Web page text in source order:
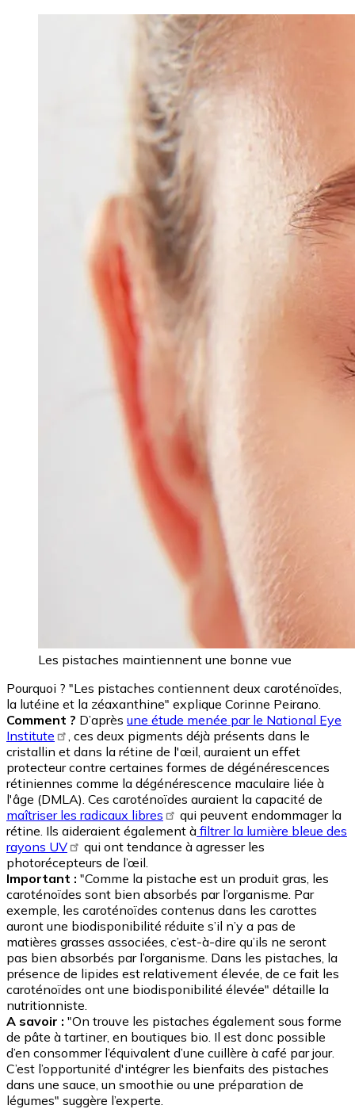
Les pistaches maintiennent une bonne vue
Pourquoi ? "Les pistaches contiennent deux caroténoïdes,
la lutéine et la zéaxanthine" explique Corinne Peirano.
Comment ? D’après une étude menée par le National Eye
Institute
, ces deux pigments déjà présents dans le
cristallin et dans la rétine de l'œil, auraient un effet
protecteur contre certaines formes de dégénérescences
rétiniennes comme la dégénérescence maculaire liée à
l'âge (DMLA). Ces caroténoïdes auraient la capacité de
maîtriser les radicaux libres
qui peuvent endommager la
rétine. Ils aideraient également à filtrer la lumière bleue des
rayons UV
qui ont tendance à agresser les
photorécepteurs de l’œil.
Important : "Comme la pistache est un produit gras, les
caroténoïdes sont bien absorbés par l’organisme. Par
exemple, les caroténoïdes contenus dans les carottes
auront une biodisponibilité réduite s’il n’y a pas de
matières grasses associées, c’est-à-dire qu’ils ne seront
pas bien absorbés par l’organisme. Dans les pistaches, la
présence de lipides est relativement élevée, de ce fait les
caroténoïdes ont une biodisponibilité élevée" détaille la
nutritionniste.
A savoir : "On trouve les pistaches également sous forme
de pâte à tartiner, en boutiques bio. Il est donc possible
d’en consommer l’équivalent d’une cuillère à café par jour.
C’est l’opportunité d'intégrer les bienfaits des pistaches
dans une sauce, un smoothie ou une préparation de
légumes" suggère l’experte.